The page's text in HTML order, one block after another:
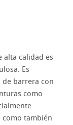
alta calidad es
Es
de barrera con
como
como también